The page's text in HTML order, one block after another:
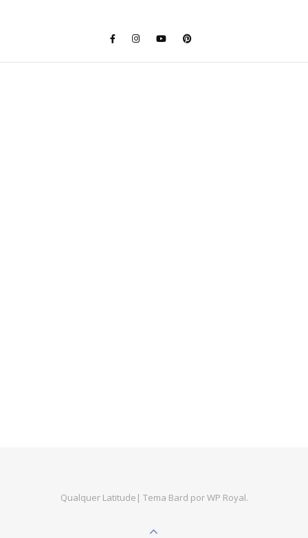
Qualquer Latitude| Tema Bard porWP Royal.